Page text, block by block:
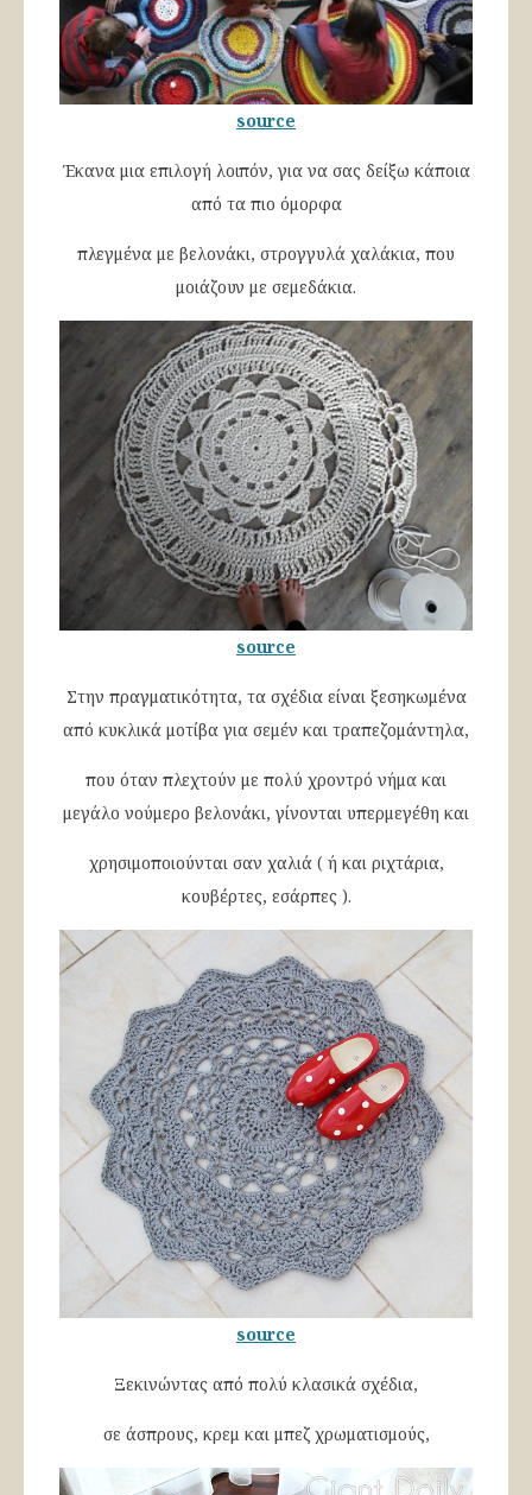
source
Έκανα μια επιλογή λοιπόν, για να σας δείξω κάποια
από τα πιο όμορφα
πλεγμένα με βελονάκι, στρογγυλά χαλάκια, που
μοιάζουν με σεμεδάκια.
source
Στην πραγματικότητα, τα σχέδια είναι ξεσηκωμένα
από κυκλικά μοτίβα για σεμέν και τραπεζομάντηλα,
που όταν πλεχτούν με πολύ χροντρό νήμα και
μεγάλο νούμερο βελονάκι, γίνονται υπερμεγέθη και
χρησιμοποιούνται σαν χαλιά ( ή και ριχτάρια,
κουβέρτες, εσάρπες ).
source
Ξεκινώντας από πολύ κλασικά σχέδια,
σε άσπρους, κρεμ και μπεζ χρωματισμούς,